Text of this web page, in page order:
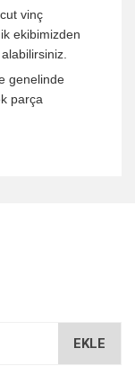
vinç
ekibimizden
genelinde
parça
EKLE